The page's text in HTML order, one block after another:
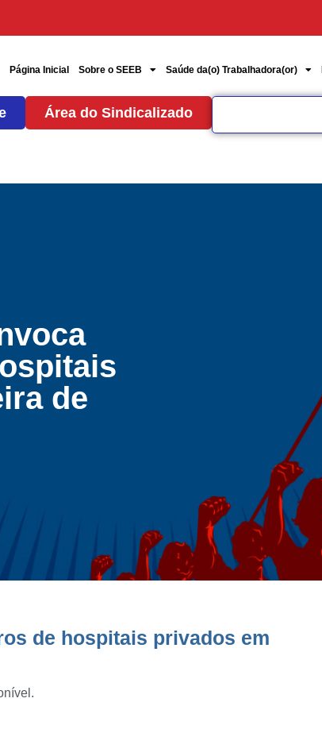
Página Inicial Sobre o SEEB Saúde da(o) Trabalhadora(or)
Área do Sindicalizado
de
de hospitais privados em